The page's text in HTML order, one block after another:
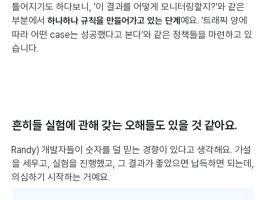
틀어지기도 하다보니, '이 결과를 어떻게 모니터링할지?'와 같은
부분에서 하나하나 규칙을 만들어가고 있는 단계 예요. ‘트래픽 양에
따라 어떤 case는 성공했다고 본다’와 같은 정책들을 마련하고 있
습니다.
흔히들 실험에 관해 갖는 오해들도 있을 것 같아요.
Randy) 개발자들이 숫자를 덜 믿는 경향이 있다고 생각해요. 가설
을 세우고, 실험을 진행했고, 그 결과가 좋았으면 납득하면 되는데,
의심하기 시작하는 거예요.